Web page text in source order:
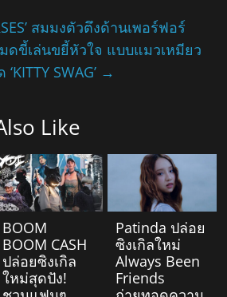
สมมงตัวตึงด้านเพอร์ฟอร์
ดขี้เล่นขยี้หัวใจ แบบแมวเหมียว
SWAG’ →
Like
BOOM
BOOM CASH
ปล่อยซิงเกิล
ใหม่สุดปัง!
Patinda ปล่อย
ซิงเกิลใหม่
Always Been
Friends